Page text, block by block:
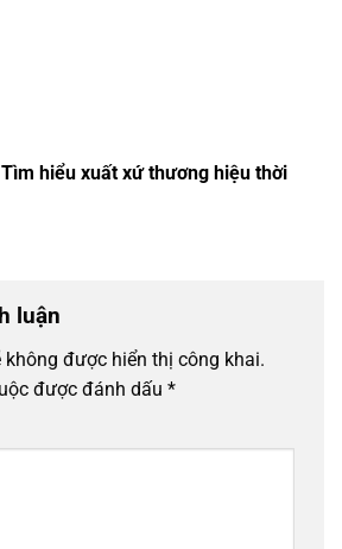
hiểu xuất xứ thương hiệu thời
luận
không được hiển thị công khai.
được đánh dấu *